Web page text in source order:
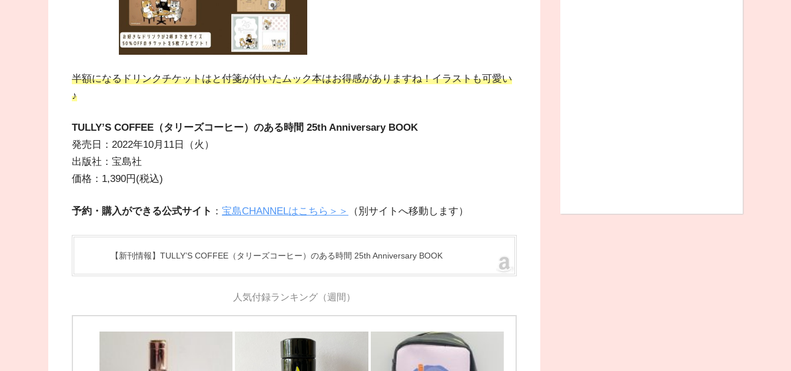
半額になるドリンクチケットはと付箋が付いたムック本はお得感がありますね！イラストも可愛い
♪
TULLY’S COFFEE（タリーズコーヒー）のある時間 25th Anniversary BOOK
発売日：2022年10月11日（火）
出版社：宝島社
価格：1,390円(税込)
予約・購入ができる公式サイト ： 宝島CHANNELはこちら＞＞ （別サイトへ移動します）
【新刊情報】TULLY’S COFFEE（タリーズコーヒー）のある時間 25th Anniversary BOOK
人気付録ランキング（週間）